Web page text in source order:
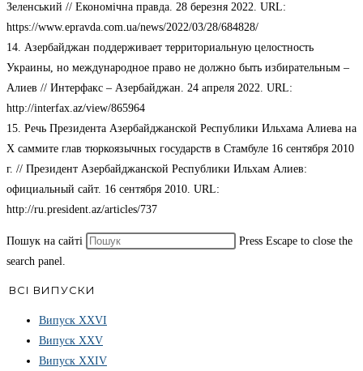
Зеленський // Економічна правда. 28 березня 2022. URL:
https://www.epravda.com.ua/news/2022/03/28/684828/
14. Азербайджан поддерживает территориальную целостность
Украины, но международное право не должно быть избирательным –
Алиев // Интерфакс – Азербайджан. 24 апреля 2022. URL:
http://interfax.az/view/865964
15. Речь Президента Азербайджанской Республики Ильхама Алиева на
X саммите глав тюркоязычных государств в Стамбуле 16 сентября 2010
г. // Президент Азербайджанской Республики Ильхам Алиев:
официальный сайт. 16 сентября 2010. URL:
http://ru.president.az/articles/737
Пошук на сайті
Press Escape to close the
search panel.
ВСІ ВИПУСКИ
Випуск ХХVІ
Випуск XXV
Випуск XXIV